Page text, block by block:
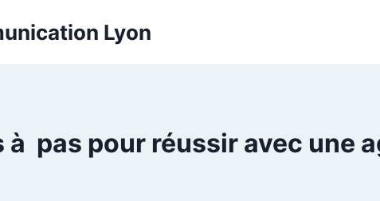
Lyon
à pas pour réussir avec une